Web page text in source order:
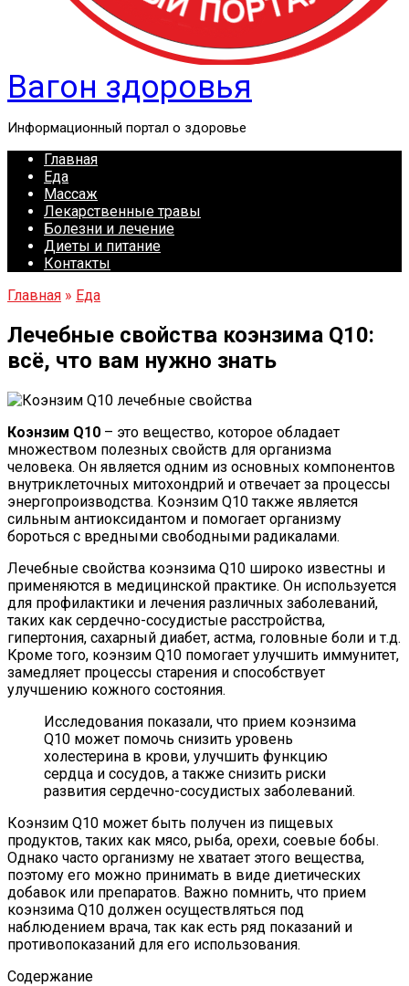
Вагон здоровья
Информационный портал о здоровье
Главная
Еда
Массаж
Лекарственные травы
Болезни и лечение
Диеты и питание
Контакты
Главная » Еда
Лечебные свойства коэнзима Q10:
всё, что вам нужно знать
Коэнзим Q10 – это вещество, которое обладает
множеством полезных свойств для организма
человека. Он является одним из основных компонентов
внутриклеточных митохондрий и отвечает за процессы
энергопроизводства. Коэнзим Q10 также является
сильным антиоксидантом и помогает организму
бороться с вредными свободными радикалами.
Лечебные свойства коэнзима Q10 широко известны и
применяются в медицинской практике. Он используется
для профилактики и лечения различных заболеваний,
таких как сердечно-сосудистые расстройства,
гипертония, сахарный диабет, астма, головные боли и т.д.
Кроме того, коэнзим Q10 помогает улучшить иммунитет,
замедляет процессы старения и способствует
улучшению кожного состояния.
Исследования показали, что прием коэнзима
Q10 может помочь снизить уровень
холестерина в крови, улучшить функцию
сердца и сосудов, а также снизить риски
развития сердечно-сосудистых заболеваний.
Коэнзим Q10 может быть получен из пищевых
продуктов, таких как мясо, рыба, орехи, соевые бобы.
Однако часто организму не хватает этого вещества,
поэтому его можно принимать в виде диетических
добавок или препаратов. Важно помнить, что прием
коэнзима Q10 должен осуществляться под
наблюдением врача, так как есть ряд показаний и
противопоказаний для его использования.
Содержание